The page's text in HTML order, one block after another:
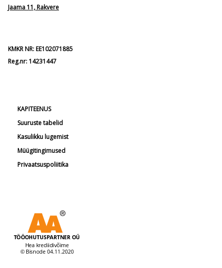
Jaama 11, Rakvere
KMKR NR: EE102071885
Reg.nr: 14231447
KAPITEENUS
Suuruste tabelid
Kasulikku lugemist
Müügitingimused
Privaatsuspoliitika